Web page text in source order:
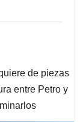
de piezas
entre Petro y